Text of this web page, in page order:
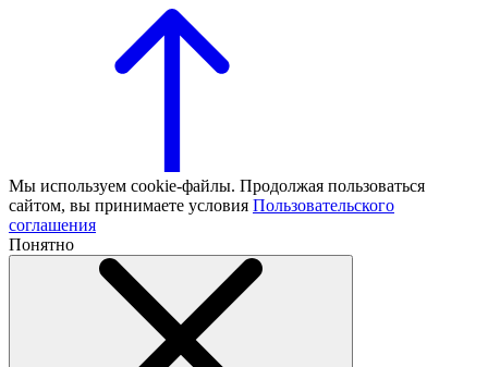
Мы используем cookie-файлы. Продолжая пользоваться
сайтом, вы принимаете условия Пользовательского
соглашения
Понятно